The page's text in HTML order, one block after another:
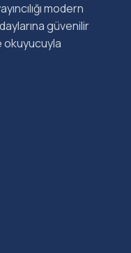
modern
güvenilir